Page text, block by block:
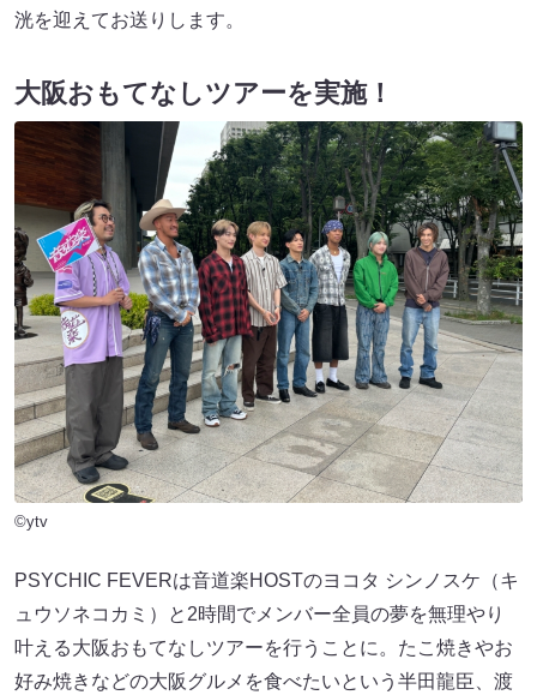
洸を迎えてお送りします。
大阪おもてなしツアーを実施！
©ytv
PSYCHIC FEVERは音道楽HOSTのヨコタ シンノスケ（キ
ュウソネコカミ）と2時間でメンバー全員の夢を無理やり
叶える大阪おもてなしツアーを行うことに。たこ焼きやお
好み焼きなどの大阪グルメを食べたいという半田龍臣、渡